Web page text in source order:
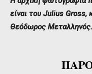
είναι του Julius Gross,
Θεόδωρος Μεταλληνός.